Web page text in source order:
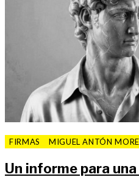
FIRMAS MIGUEL ANTÓN
Un informe para